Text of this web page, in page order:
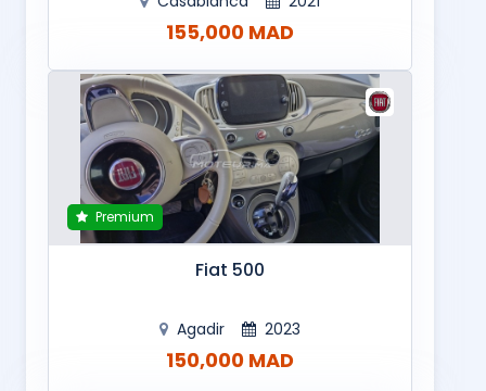
155,000 MAD
Premium
Fiat 500
Agadir 2023
150,000 MAD